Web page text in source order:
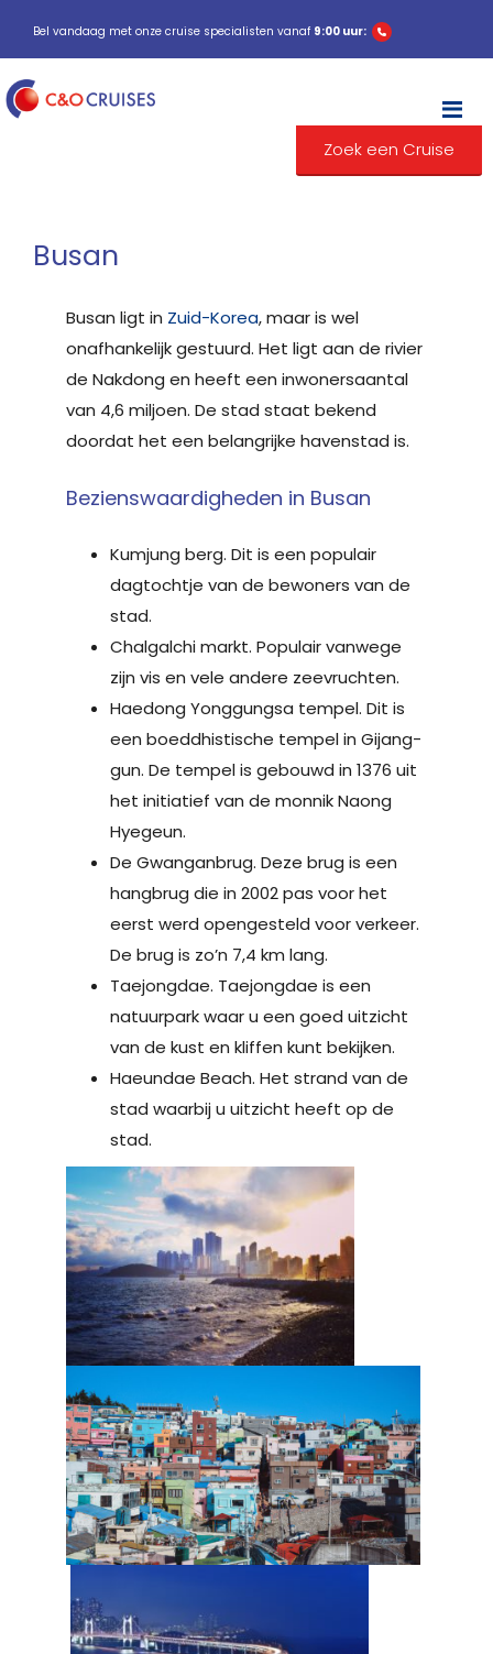
Bel vandaag met onze cruise specialisten vanaf 9:00 uur:
Zoek een Cruise
Busan
Busan ligt in Zuid-Korea, maar is wel
onafhankelijk gestuurd. Het ligt aan de rivier
de Nakdong en heeft een inwonersaantal
van 4,6 miljoen. De stad staat bekend
doordat het een belangrijke havenstad is.
Bezienswaardigheden in Busan
Kumjung berg. Dit is een populair
dagtochtje van de bewoners van de
stad.
Chalgalchi markt. Populair vanwege
zijn vis en vele andere zeevruchten.
Haedong Yonggungsa tempel. Dit is
een boeddhistische tempel in Gijang-
gun. De tempel is gebouwd in 1376 uit
het initiatief van de monnik Naong
Hyegeun.
De Gwanganbrug. Deze brug is een
hangbrug die in 2002 pas voor het
eerst werd opengesteld voor verkeer.
De brug is zo’n 7,4 km lang.
Taejongdae. Taejongdae is een
natuurpark waar u een goed uitzicht
van de kust en kliffen kunt bekijken.
Haeundae Beach. Het strand van de
stad waarbij u uitzicht heeft op de
stad.